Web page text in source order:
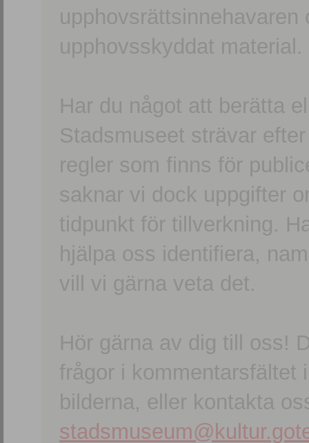
upphovsskyddat material.
Har du något att berätta
Stadsmuseet strävar
regler som finns för
saknar vi dock uppgifter
tidpunkt för tillverkning.
hjälpa oss identifiera,
vill vi gärna veta det.
Hör gärna av dig till oss!
frågor i kommentarsfältet
bilderna, eller kontakta